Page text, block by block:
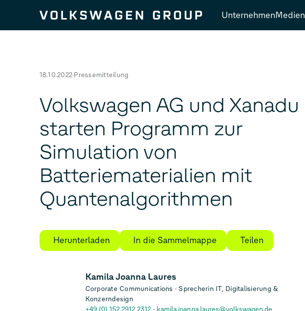
UnternehmenMedien
18.10.2022 Pressemitteilung
Volkswagen AG und Xanadu
starten Programm zur
Simulation von
Batteriematerialien mit
Quantenalgorithmen
Herunterladen In die Sammelmappe Teilen
Kamila Joanna Laures
Corporate Communications
Sprecherin IT, Digitalisierung &
Konzerndesign
+49 (0) 152 2912 2312
kamila.joanna.laures@volkswagen.de